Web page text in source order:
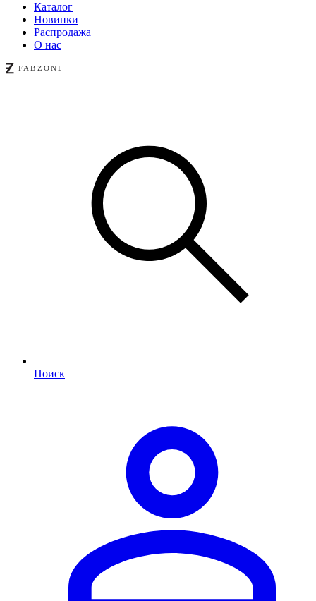
Каталог
Новинки
Распродажа
О нас
Поиск